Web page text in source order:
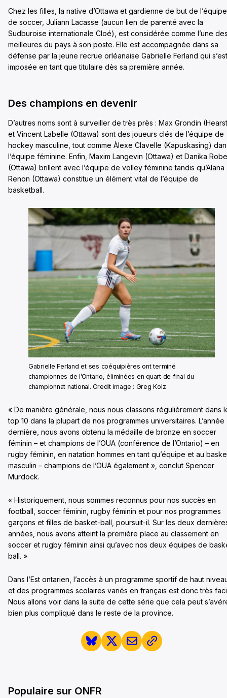
Chez les filles, la native d’Ottawa et gardienne de but de l’équipe
de soccer, Juliann Lacasse (aucun lien de parenté avec la
Sudburoise internationale Cloé), est considérée comme l’une
meilleures du pays à son poste. Elle est accompagnée dans sa
défense par la jeune recrue orléanaise Gabrielle Ferland qui s’est
imposée en tant que titulaire dès sa première année.
Des champions en devenir
D’autres noms sont à surveiller de très près : Max Grondin
et Vincent Labelle (Ottawa) sont des joueurs clés de l’équipe de
hockey masculine, tout comme Àlexe Clavelle (Kapuskasing)
l’équipe féminine. Enfin, Maxim Langevin (Ottawa) et Danika
(Ottawa) brillent avec l’équipe de volley féminine tandis qu’Alana
Renon (Ottawa) constitue un élément vital de l’équipe de
basketball.
Gabrielle Ferland et ses coéquipières ont terminé
championnes de l’Ontario, éliminées en quart de final du
championnat national. Credit image : Greg Kolz
« De manière générale, nous nous classons régulièrement dans
top 10 dans la plupart de nos programmes universitaires. L’année
dernière, nous avons obtenu la médaille de bronze en soccer
féminin – et champions de l’OUA (conférence de l’Ontario) – en
rugby féminin, en natation hommes en tant qu’équipe et au
masculin – champions de l’OUA également », conclut Spencer
Murdock.
« Historiquement, nous sommes reconnus pour nos succès en
football, soccer féminin, rugby féminin et pour nos programmes
garçons et filles de basket-ball, poursuit-il. Sur les deux
années, nous avons atteint la première place au classement en
soccer et rugby féminin ainsi qu’avec nos deux équipes de
ball. »
Dans l’Est ontarien, l’accès à un programme sportif de haut
et des programmes scolaires variés en français est donc très
Nous allons voir dans la suite de cette série que cela peut
bien plus compliqué dans le reste de la province.
Populaire sur ONFR